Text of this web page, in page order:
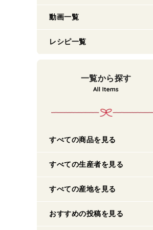
動画一覧
レシピ一覧
一覧から探す
すべての商品を見る
すべての生産者を見る
すべての産地を見る
おすすめの投稿を見る